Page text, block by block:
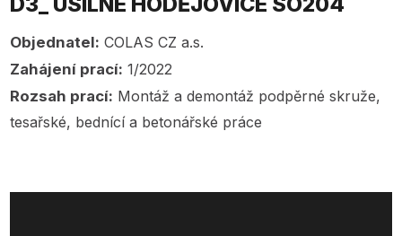
Objednatel: COLAS CZ a.s.
Zahájení prací: 1/2022
Rozsah prací: Montáž a demontáž podpěrné skruže,
tesařské, bednící a betonářské práce